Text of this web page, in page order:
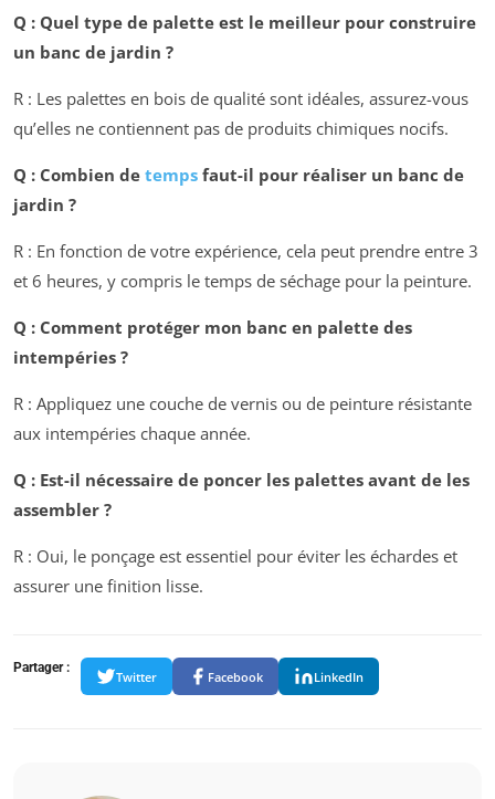
Q : Quel type de palette est le meilleur pour construire
un banc de jardin ?
R : Les palettes en bois de qualité sont idéales, assurez-vous
qu’elles ne contiennent pas de produits chimiques nocifs.
Q : Combien de temps faut-il pour réaliser un banc de
jardin ?
R : En fonction de votre expérience, cela peut prendre entre 3
et 6 heures, y compris le temps de séchage pour la peinture.
Q : Comment protéger mon banc en palette des
intempéries ?
R : Appliquez une couche de vernis ou de peinture résistante
aux intempéries chaque année.
Q : Est-il nécessaire de poncer les palettes avant de les
assembler ?
R : Oui, le ponçage est essentiel pour éviter les échardes et
assurer une finition lisse.
Partager :
Twitter Facebook LinkedIn